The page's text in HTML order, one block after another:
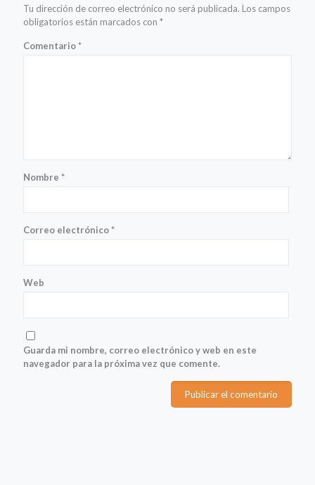
Tu dirección de correo electrónico no será publicada. Los campos
obligatorios están marcados con *
Comentario*
Nombre *
Correo electrónico*
Web
Guarda mi nombre, correo electrónico y web en este
navegador para la próxima vez que comente.